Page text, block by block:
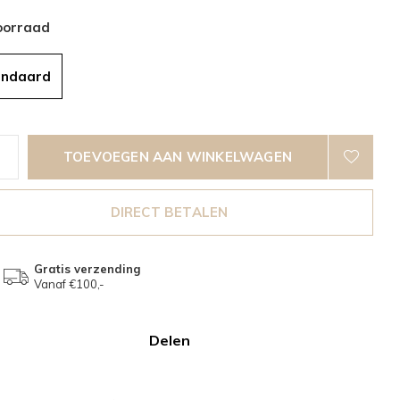
TOEVOEGEN AAN WINKELWAGEN
DIRECT BETALEN
Gratis verzending
Vanaf €100,-
Delen